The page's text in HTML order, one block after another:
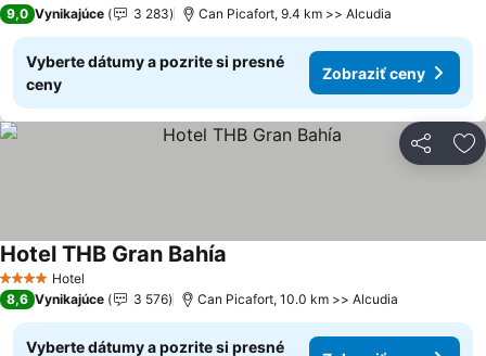
9,0 Vynikajúce 3 283 Can Picafort, 9.4 km >> Alcudia
Vyberte dátumy a pozrite si presné
ceny
Zobraziť ceny
Zdieľať
4 Počet hviezdičiek
Hotel
Hotel THB Gran Bahía
8,6 Vynikajúce 3 576 Can Picafort, 10.0 km >> Alcudia
Vyberte dátumy a pozrite si presné